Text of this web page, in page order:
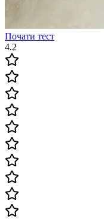
Почати тест
4.2